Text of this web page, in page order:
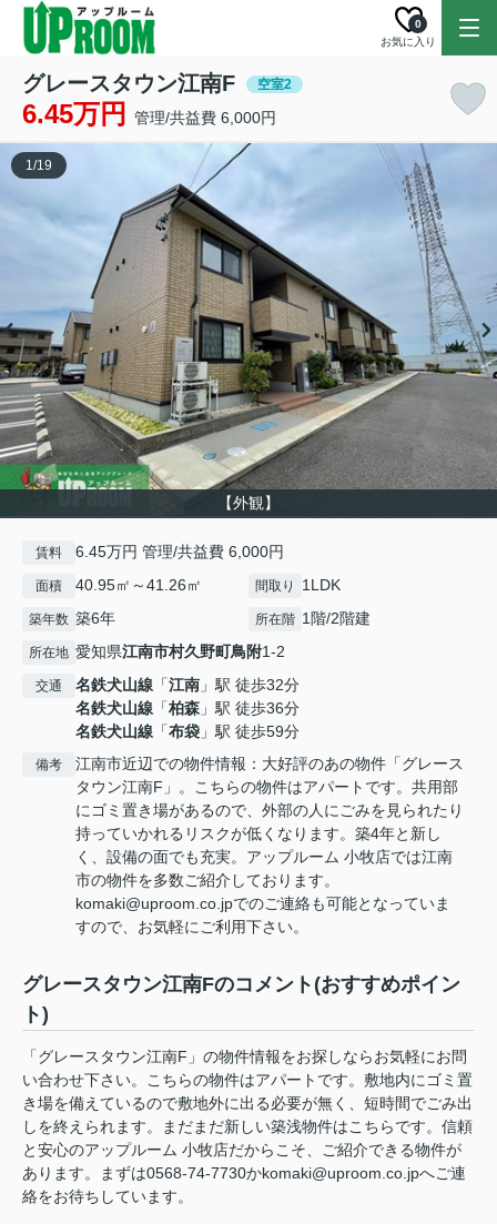
お気に入り
0
グレースタウン江南F 空室2
6.45万円 管理/共益費 6,000円
【外観】
1/19
賃料 6.45万円 管理/共益費 6,000円
面積 40.95㎡～41.26㎡ 間取り 1LDK
築年数 築6年 所在階 1階/2階建
所在地 愛知県江南市村久野町鳥附1-2
交通 名鉄犬山線 「江南 」駅 徒歩32分
名鉄犬山線 「柏森 」駅 徒歩36分
名鉄犬山線 「布袋 」駅 徒歩59分
備考
江南市近辺での物件情報：大好評のあの物件「グレース
タウン江南F」。こちらの物件はアパートです。共用部
にゴミ置き場があるので、外部の人にごみを見られたり
持っていかれるリスクが低くなります。築4年と新し
く、設備の面でも充実。アップルーム 小牧店では江南
市の物件を多数ご紹介しております。
komaki@uproom.co.jpでのご連絡も可能となっていま
すので、お気軽にご利用下さい。
グレースタウン江南Fのコメント(おすすめポイン
ト)
「グレースタウン江南F」の物件情報をお探しならお気軽にお問
い合わせ下さい。こちらの物件はアパートです。敷地内にゴミ置
き場を備えているので敷地外に出る必要が無く、短時間でごみ出
しを終えられます。まだまだ新しい築浅物件はこちらです。信頼
と安心のアップルーム 小牧店だからこそ、ご紹介できる物件が
あります。まずは0568-74-7730かkomaki@uproom.co.jpへご連
絡をお待ちしています。